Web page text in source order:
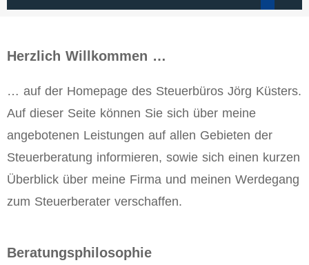
Herzlich Willkommen …
… auf der Homepage des Steuerbüros Jörg Küsters.
Auf dieser Seite können Sie sich über meine
angebotenen Leistungen auf allen Gebieten der
Steuerberatung informieren, sowie sich einen kurzen
Überblick über meine Firma und meinen Werdegang
zum Steuerberater verschaffen.
Beratungsphilosophie